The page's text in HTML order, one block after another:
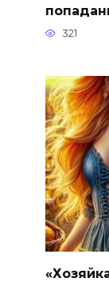
321